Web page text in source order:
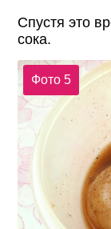
Спустя это
сока.
Фото 5